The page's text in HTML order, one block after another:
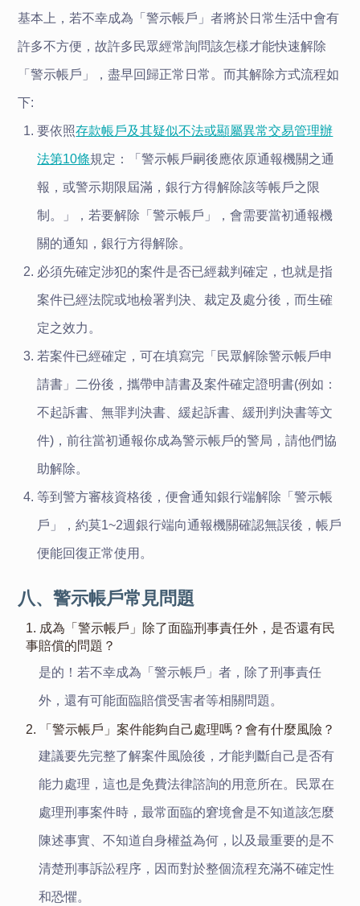
基本上，若不幸成為「警示帳戶」者將於日常生活中會有
許多不方便，故許多民眾經常詢問該怎樣才能快速解除
「警示帳戶」，盡早回歸正常日常。而其解除方式流程如
下:
要依照存款帳戶及其疑似不法或顯屬異常交易管理辦
法第10條規定：「警示帳戶嗣後應依原通報機關之通
報，或警示期限屆滿，銀行方得解除該等帳戶之限
制。」，若要解除「警示帳戶」，會需要當初通報機
關的通知，銀行方得解除。
必須先確定涉犯的案件是否已經裁判確定，也就是指
案件已經法院或地檢署判決、裁定及處分後，而生確
定之效力。
若案件已經確定，可在填寫完「民眾解除警示帳戶申
請書」二份後，攜帶申請書及案件確定證明書(例如：
不起訴書、無罪判決書、緩起訴書、緩刑判決書等文
件)，前往當初通報你成為警示帳戶的警局，請他們協
助解除。
等到警方審核資格後，便會通知銀行端解除「警示帳
戶」，約莫1~2週銀行端向通報機關確認無誤後，帳戶
便能回復正常使用。
八、警示帳戶常見問題
1. 成為「警示帳戶」除了面臨刑事責任外，是否還有民
事賠償的問題？
是的！若不幸成為「警示帳戶」者，除了刑事責任
外，還有可能面臨賠償受害者等相關問題。
2. 「警示帳戶」案件能夠自己處理嗎？會有什麼風險？
建議要先完整了解案件風險後，才能判斷自己是否有
能力處理，這也是免費法律諮詢的用意所在。民眾在
處理刑事案件時，最常面臨的窘境會是不知道該怎麼
陳述事實、不知道自身權益為何，以及最重要的是不
清楚刑事訴訟程序，因而對於整個流程充滿不確定性
和恐懼。